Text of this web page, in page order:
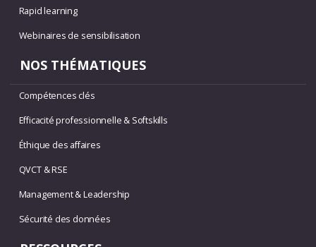
Rapid learning
Webinaires de sensibilisation
NOS THÉMATIQUES
Compétences clés
Efficacité professionnelle & Softskills
Éthique des affaires
QVCT & RSE
Management & Leadership
Sécurité des données